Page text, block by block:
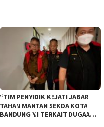
“TIM PENYIDIK KEJATI JABAR
TAHAN MANTAN SEKDA KOTA
BANDUNG Y.I TERKAIT DUGAAN